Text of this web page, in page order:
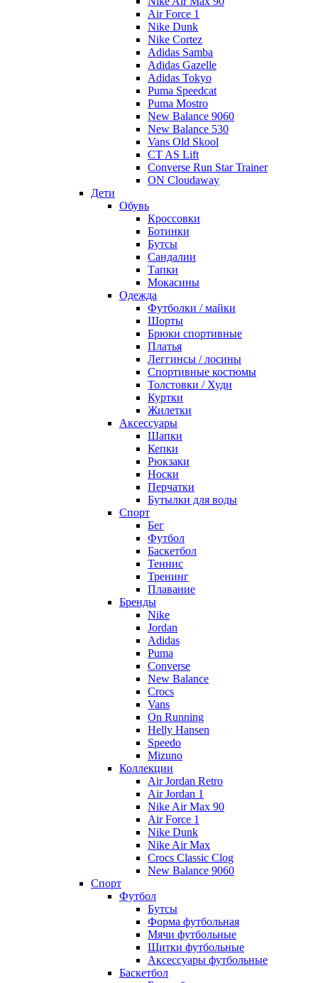
Air Force 1
Nike Dunk
Nike Cortez
Adidas Samba
Adidas Gazelle
Adidas Tokyo
Puma Speedcat
Puma Mostro
New Balance 9060
New Balance 530
Vans Old Skool
CT AS Lift
Converse Run Star Trainer
ON Cloudaway
Дети
Обувь
Кроссовки
Ботинки
Бутсы
Сандалии
Тапки
Мокасины
Одежда
Футболки / майки
Шорты
Брюки спортивные
Платья
Леггинсы / лосины
Спортивные костюмы
Толстовки / Худи
Куртки
Жилетки
Аксессуары
Шапки
Кепки
Рюкзаки
Носки
Перчатки
Бутылки для воды
Спорт
Бег
Футбол
Баскетбол
Теннис
Тренинг
Плавание
Бренды
Nike
Jordan
Adidas
Puma
Converse
New Balance
Crocs
Vans
On Running
Helly Hansen
Speedo
Mizuno
Коллекции
Air Jordan Retro
Air Jordan 1
Nike Air Max 90
Air Force 1
Nike Dunk
Nike Air Max
Crocs Classic Clog
New Balance 9060
Спорт
Футбол
Бутсы
Форма футбольная
Мячи футбольные
Щитки футбольные
Аксессуары футбольные
Баскетбол